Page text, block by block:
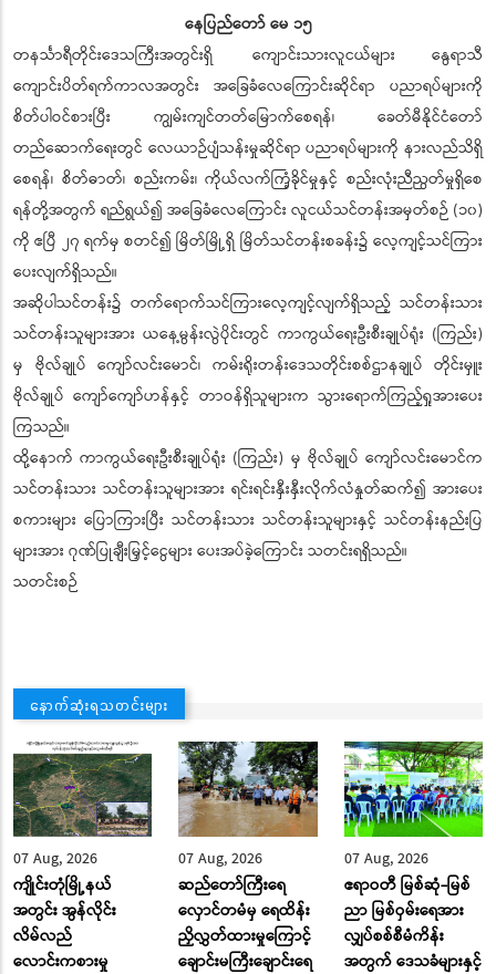
နေပြည်တော် မေ ၁၅
တနင်္သာရီတိုင်းဒေသကြီးအတွင်းရှိ ကျောင်းသားလူငယ်များ နွေရာသီ
ကျောင်းပိတ်ရက်ကာလအတွင်း အခြေခံလေကြောင်းဆိုင်ရာ ပညာရပ်များကို
စိတ်ပါဝင်စားပြီး ကျွမ်းကျင်တတ်မြောက်စေရန်၊ ခေတ်မီနိုင်ငံတော်
တည်ဆောက်ရေးတွင် လေယာဉ်ပျံသန်းမှုဆိုင်ရာ ပညာရပ်များကို နားလည်သိရှိ
စေရန်၊ စိတ်ဓာတ်၊ စည်းကမ်း၊ ကိုယ်လက်ကြံ့ခိုင်မှုနှင့် စည်းလုံးညီညွတ်မှုရှိစေ
ရန်တို့အတွက် ရည်ရွယ်၍ အခြေခံလေကြောင်း လူငယ်သင်တန်းအမှတ်စဉ် (၁၀)
ကို ဧပြီ ၂၇ ရက်မှ စတင်၍ မြိတ်မြို့ရှိ မြိတ်သင်တန်းစခန်း၌ လေ့ကျင့်သင်ကြား
ပေးလျက်ရှိသည်။
အဆိုပါသင်တန်း၌ တက်ရောက်သင်ကြားလေ့ကျင့်လျက်ရှိသည့် သင်တန်းသား
သင်တန်းသူများအား ယနေ့မွန်းလွဲပိုင်းတွင် ကာကွယ်ရေးဦးစီးချုပ်ရုံး (ကြည်း)
မှ ဗိုလ်ချုပ် ကျော်လင်းမောင်၊ ကမ်းရိုးတန်းဒေသတိုင်းစစ်ဌာနချုပ် တိုင်းမှူး
ဗိုလ်ချုပ် ကျော်ကျော်ဟန်နှင့် တာဝန်ရှိသူများက သွားရောက်ကြည့်ရှုအားပေး
ကြသည်။
ထို့နောက် ကာကွယ်ရေးဦးစီးချုပ်ရုံး (ကြည်း) မှ ဗိုလ်ချုပ် ကျော်လင်းမောင်က
သင်တန်းသား သင်တန်းသူများအား ရင်းရင်းနှီးနှီးလိုက်လံနှုတ်ဆက်၍ အားပေး
စကားများ ပြောကြားပြီး သင်တန်းသား သင်တန်းသူများနှင့် သင်တန်းနည်းပြ
များအား ဂုဏ်ပြုချီးမြှင့်ငွေများ ပေးအပ်ခဲ့ကြောင်း သတင်းရရှိသည်။
သတင်းစဉ်
နောက်ဆုံးရသတင်းများ
07 Aug, 2026
ကျိုင်းတုံမြို့နယ်
အတွင်း အွန်လိုင်း
လိမ်လည်
လောင်းကစားမှု
07 Aug, 2026
ဆည်တော်ကြီးရေ
လှောင်တမံမှ ရေထိန်း
ညှိလွှတ်ထားမှုကြောင့်
ချောင်းမကြီးချောင်းရေ
07 Aug, 2026
ဧရာဝတီ မြစ်ဆုံ-မြစ်
ညာ မြစ်ဝှမ်းရေအား
လျှပ်စစ်စီမံကိန်း
အတွက် ဒေသခံများနှင့်